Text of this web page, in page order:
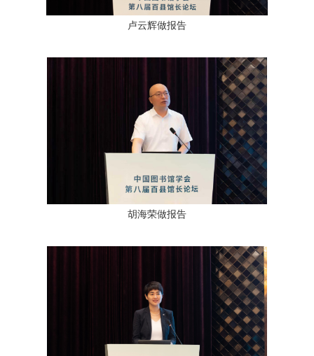
卢云辉做报告
胡海荣做报告